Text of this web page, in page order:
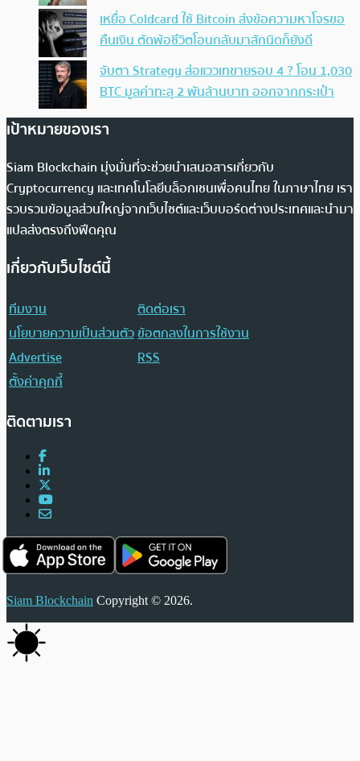
เหยื่อ Coldcard ใช้ Bitcoin ส่งข้อความหาโจรขอ
คืนเงิน ตัดพ้อชีวิตโอนกลับมาสักนิดก็ยังดี
จับตา Strategy ส่อแววเทขายรอบ 4 ? โอน 1,030
BTC มูลค่าทะลุ 2 พันล้านบาท ออกจากกระเป๋า
เป้าหมายของเรา
Siam Blockchain มุ่งมั่นที่จะช่วยนำเสนอสารเกี่ยวกับ
Cryptocurrency และเทคโนโลยีบล็อกเชนเพื่อคนไทย ในภาษาไทย เรา
รวบรวมข้อมูลส่วนใหญ่จากเว็บไซต์และเว็บบอร์ดต่างประเทศและนำมา
แปลส่งตรงถึงฟีดคุณ
เกี่ยวกับเว็บไซต์นี้
ทีมงาน
ติดต่อเรา
นโยบายความเป็นส่วนตัวข้อตกลงในการใช้งาน
Advertise
RSS
ตั้งค่าคุกกี้
ติดตามเรา
Siam Blockchain Copyright © 2026.